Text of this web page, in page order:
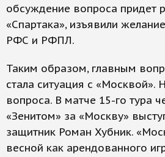
обсуждение вопроса придет
«Спартака», изъявили
РФС и РФПЛ.
Таким образом, главным
стала ситуация с «Москвой».
вопроса. В матче 15-го тура
«Зенитом» за «Москву»
защитник Роман Хубник.
весной как арендованного